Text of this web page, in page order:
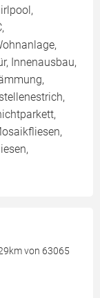
Innenausbau,
von 63065